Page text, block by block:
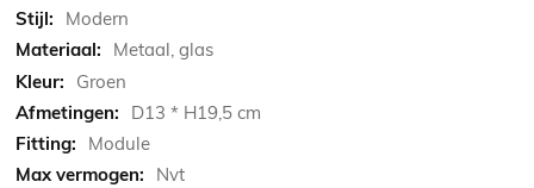
Modern
Metaal, glas
Groen
D13 * H19,5 cm
Module
Nvt